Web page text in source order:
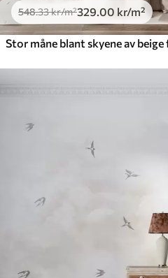
548.33kr/m²329.00 kr/m²